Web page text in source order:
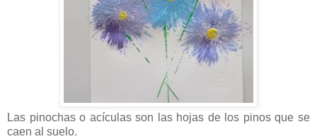
Las pinochas o acículas son las hojas de los pinos que se
caen al suelo.